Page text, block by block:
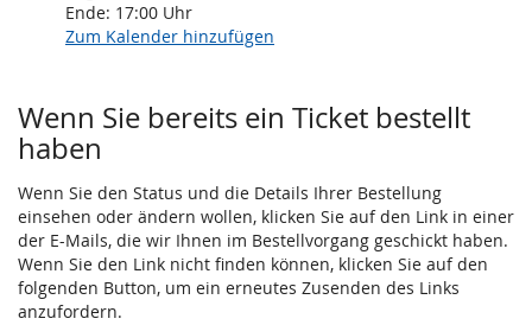
Ende: 17:00 Uhr
Zum Kalender hinzufügen
Wenn Sie bereits ein Ticket bestellt
haben
Wenn Sie den Status und die Details Ihrer Bestellung
einsehen oder ändern wollen, klicken Sie auf den Link in einer
der E-Mails, die wir Ihnen im Bestellvorgang geschickt haben.
Wenn Sie den Link nicht finden können, klicken Sie auf den
folgenden Button, um ein erneutes Zusenden des Links
anzufordern.